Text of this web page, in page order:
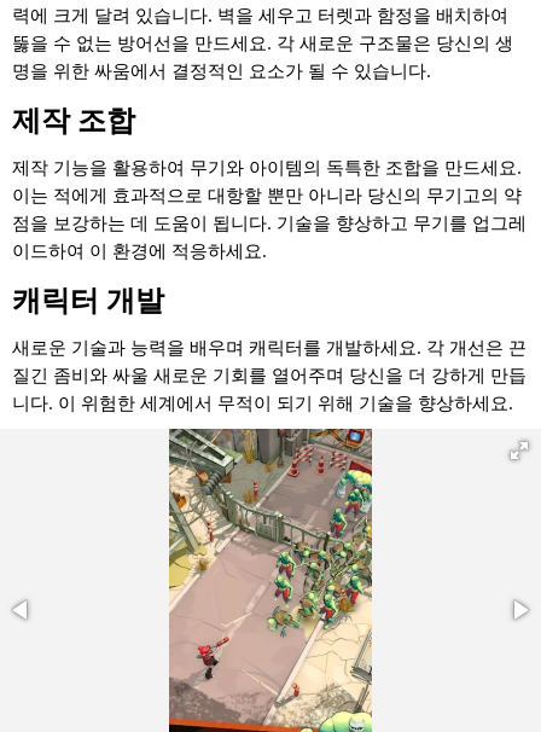
력에 크게 달려 있습니다. 벽을 세우고 터렛과 함정을 배치하여
뚫을 수 없는 방어선을 만드세요. 각 새로운 구조물은 당신의 생
명을 위한 싸움에서 결정적인 요소가 될 수 있습니다.
제작 조합
제작 기능을 활용하여 무기와 아이템의 독특한 조합을 만드세요.
이는 적에게 효과적으로 대항할 뿐만 아니라 당신의 무기고의 약
점을 보강하는 데 도움이 됩니다. 기술을 향상하고 무기를 업그레
이드하여 이 환경에 적응하세요.
캐릭터 개발
새로운 기술과 능력을 배우며 캐릭터를 개발하세요. 각 개선은 끈
질긴 좀비와 싸울 새로운 기회를 열어주며 당신을 더 강하게 만듭
니다. 이 위험한 세계에서 무적이 되기 위해 기술을 향상하세요.